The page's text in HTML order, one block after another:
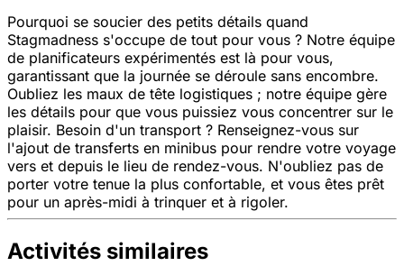
Pourquoi se soucier des petits détails quand
Stagmadness s'occupe de tout pour vous ? Notre équipe
de planificateurs expérimentés est là pour vous,
garantissant que la journée se déroule sans encombre.
Oubliez les maux de tête logistiques ; notre équipe gère
les détails pour que vous puissiez vous concentrer sur le
plaisir. Besoin d'un transport ? Renseignez-vous sur
l'ajout de transferts en minibus pour rendre votre voyage
vers et depuis le lieu de rendez-vous. N'oubliez pas de
porter votre tenue la plus confortable, et vous êtes prêt
pour un après-midi à trinquer et à rigoler.
Activités similaires